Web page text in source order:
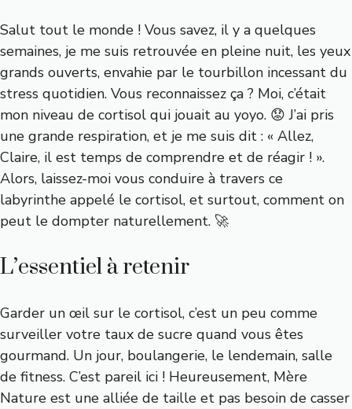
Salut tout le monde ! Vous savez, il y a quelques
semaines, je me suis retrouvée en pleine nuit, les yeux
grands ouverts, envahie par le tourbillon incessant du
stress quotidien. Vous reconnaissez ça ? Moi, c’était
mon niveau de cortisol qui jouait au yoyo. 😟 J’ai pris
une grande respiration, et je me suis dit : « Allez,
Claire, il est temps de comprendre et de réagir ! ».
Alors, laissez-moi vous conduire à travers ce
labyrinthe appelé le cortisol, et surtout, comment on
peut le dompter naturellement. 🚀
L’essentiel à retenir
Garder un œil sur le cortisol, c’est un peu comme
surveiller votre taux de sucre quand vous êtes
gourmand. Un jour, boulangerie, le lendemain, salle
de fitness. C’est pareil ici ! Heureusement, Mère
Nature est une alliée de taille et pas besoin de casser